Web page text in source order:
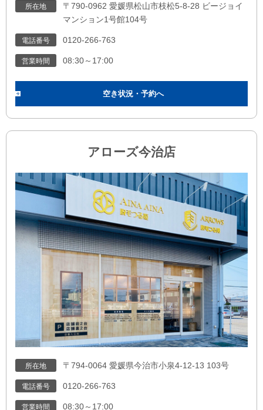
所在地
〒790-0962 愛媛県松山市枝松5-8-28 ビージョイ
マンション1号館104号
電話番号 0120-266-763
営業時間 08:30～17:00
アローズ今治店
所在地 〒794-0064 愛媛県今治市小泉4-12-13 103号
電話番号 0120-266-763
営業時間 08:30～17:00